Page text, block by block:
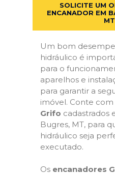
SOLICITE UM
ENCANADOR EM
MT
Um bom
hidráulico é
para o
aparelhos e
para garantir a
imóvel. Conte com
Grifo cadastrados
Bugres, MT, para
hidráulico seja
executado.
Os encanadores